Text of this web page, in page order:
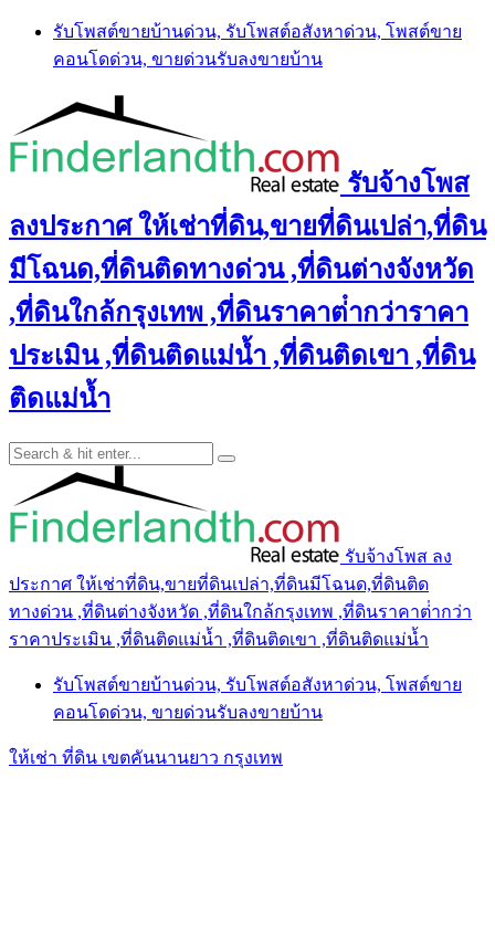
Skip
content
รับโพสต์ขายบ้านด่วน, รับโพสต์อสังหาด่วน, โพสต์ขาย
คอนโดด่วน, ขายด่วนรับลงขายบ้าน
รับจ้างโพส
ลงประกาศ ให้เช่าที่ดิน,ขายที่ดินเปล่า,ที่ดิน
มีโฉนด,ที่ดินติดทางด่วน ,ที่ดินต่างจังหวัด
,ที่ดินใกล้กรุงเทพ ,ที่ดินราคาต่ํากว่าราคา
ประเมิน ,ที่ดินติดแม่น้ำ ,ที่ดินติดเขา ,ที่ดิน
ติดแม่น้ำ
รับจ้างโพส ลง
ประกาศ ให้เช่าที่ดิน,ขายที่ดินเปล่า,ที่ดินมีโฉนด,ที่ดินติด
ทางด่วน ,ที่ดินต่างจังหวัด ,ที่ดินใกล้กรุงเทพ ,ที่ดินราคาต่ํากว่า
ราคาประเมิน ,ที่ดินติดแม่น้ำ ,ที่ดินติดเขา ,ที่ดินติดแม่น้ำ
รับโพสต์ขายบ้านด่วน, รับโพสต์อสังหาด่วน, โพสต์ขาย
คอนโดด่วน, ขายด่วนรับลงขายบ้าน
ให้เช่า ที่ดิน เขตคันนานยาว กรุงเทพ